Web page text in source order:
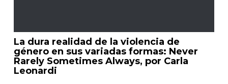
La dura realidad de la violencia de
género en sus variadas formas: Never
Rarely Sometimes Always, por Carla
Leonardi